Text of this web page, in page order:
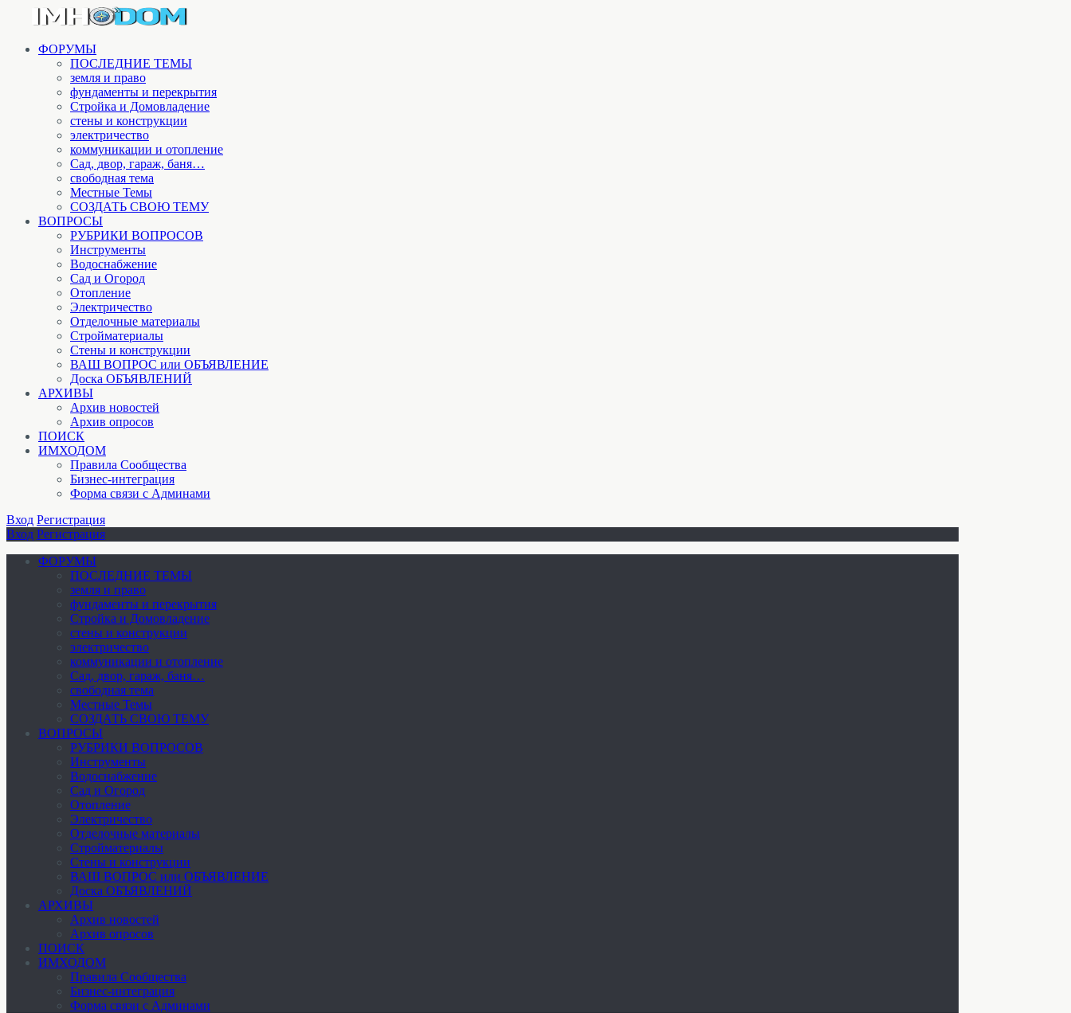
ФОРУМЫ
ПОСЛЕДНИЕ ТЕМЫ
земля и право
фундаменты и перекрытия
Стройка и Домовладение
стены и конструкции
электричество
коммуникации и отопление
Cад, двор, гараж, баня…
свободная тема
Местные Темы
СОЗДАТЬ СВОЮ ТЕМУ
ВОПРОСЫ
РУБРИКИ ВОПРОСОВ
Инструменты
Водоснабжение
Сад и Огород
Отопление
Электричество
Отделочные материалы
Стройматериалы
Стены и конструкции
ВАШ ВОПРОС или ОБЪЯВЛЕНИЕ
Доска ОБЪЯВЛЕНИЙ
АРХИВЫ
Архив новостей
Архив опросов
ПОИСК
ИМХОДОМ
Правила Сообщества
Бизнес-интеграция
Форма связи с Админами
Вход Регистрация
Вход Регистрация
ФОРУМЫ
ПОСЛЕДНИЕ ТЕМЫ
земля и право
фундаменты и перекрытия
Стройка и Домовладение
стены и конструкции
электричество
коммуникации и отопление
Cад, двор, гараж, баня…
свободная тема
Местные Темы
СОЗДАТЬ СВОЮ ТЕМУ
ВОПРОСЫ
РУБРИКИ ВОПРОСОВ
Инструменты
Водоснабжение
Сад и Огород
Отопление
Электричество
Отделочные материалы
Стройматериалы
Стены и конструкции
ВАШ ВОПРОС или ОБЪЯВЛЕНИЕ
Доска ОБЪЯВЛЕНИЙ
АРХИВЫ
Архив новостей
Архив опросов
ПОИСК
ИМХОДОМ
Правила Сообщества
Бизнес-интеграция
Форма связи с Админами